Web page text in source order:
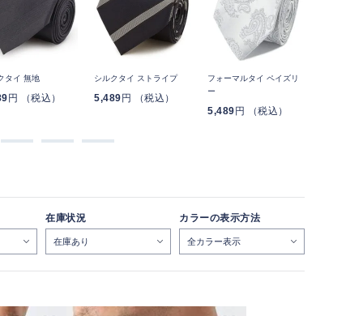
タイ 無地
円 （税込）
シルクタイ ストライプ
5,489 円 （税込）
フォーマルタイ ペイズリ
ー
5,489 円 （税込）
在庫状況 カラーの表示方法